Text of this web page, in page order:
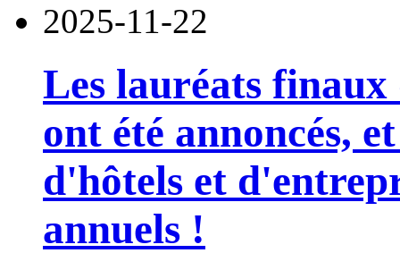
2025-11-22
Les lauréats
ont été annoncés,
d'hôtels et
annuels !